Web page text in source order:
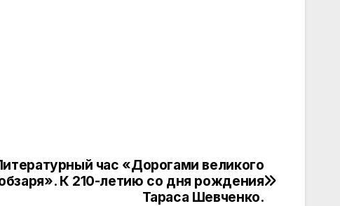
час «Дорогами великого
К 210-летию со дня рождения
Тараса Шевченко.